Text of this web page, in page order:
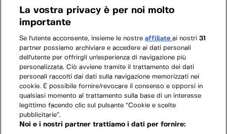
La vostra privacy è per noi molto
importante
Se l'utente acconsente, insieme le nostreaffiliateai nostri31
partner possiamo archiviare e accedere ai dati personali
dell'utente per offrirgli un'esperienza di navigazione più
personalizzata. Ciò avviene tramite il trattamento dei dati
personali raccolti dai dati sulla navigazione memorizzati nei
cookie. È possibile fornire/revocare il consenso e opporsi in
qualsiasi momento al trattamento sulla base di un interesse
legittimo facendo clic sul pulsante “Cookie e scelte
pubblicitarie”.
Noi e i nostri partner trattiamo i dati per fornire: